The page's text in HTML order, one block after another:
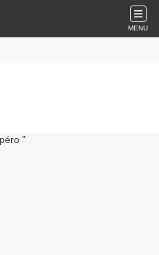
MENU